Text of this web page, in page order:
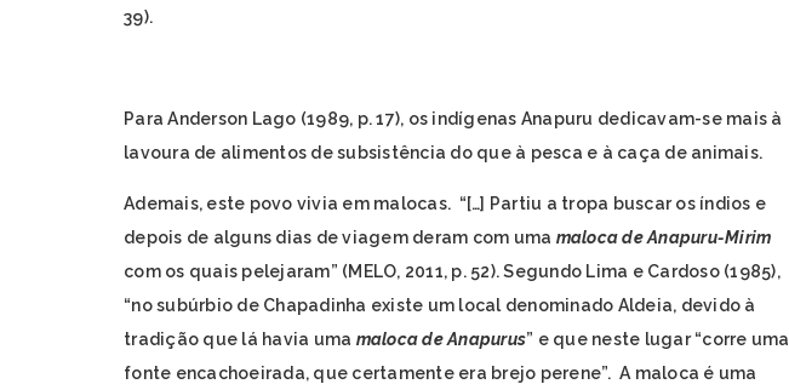
39).
Para Anderson Lago (1989, p. 17), os indígenas Anapuru dedicavam-se mais à
lavoura de alimentos de subsistência do que à pesca e à caça de animais.
Ademais, este povo vivia em malocas. “[…] Partiu a tropa buscar os índios e
depois de alguns dias de viagem deram com uma maloca de Anapuru-Mirim
com os quais pelejaram” (MELO, 2011, p. 52). Segundo Lima e Cardoso (1985),
“no subúrbio de Chapadinha existe um local denominado Aldeia, devido à
tradição que lá havia uma maloca de Anapurus” e que neste lugar “corre uma
fonte encachoeirada, que certamente era brejo perene”. A maloca é uma